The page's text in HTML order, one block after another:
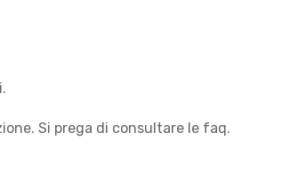
Si prega di consultare le faq.